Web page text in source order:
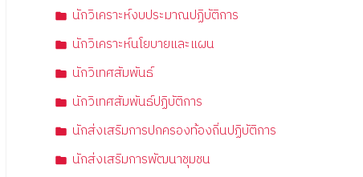
นักวิเคราะห์งบประมาณปฏิบัติการ
นักวิเคราะห์นโยบายและแผน
นักวิเทศสัมพันธ์
นักวิเทศสัมพันธ์ปฏิบัติการ
นักส่งเสริมการปกครองท้องถิ่นปฏิบัติการ
นักส่งเสริมการพัฒนาชุมชน